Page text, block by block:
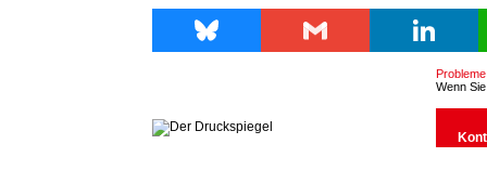
Bluesky Gmail LinkedIn
Wenn